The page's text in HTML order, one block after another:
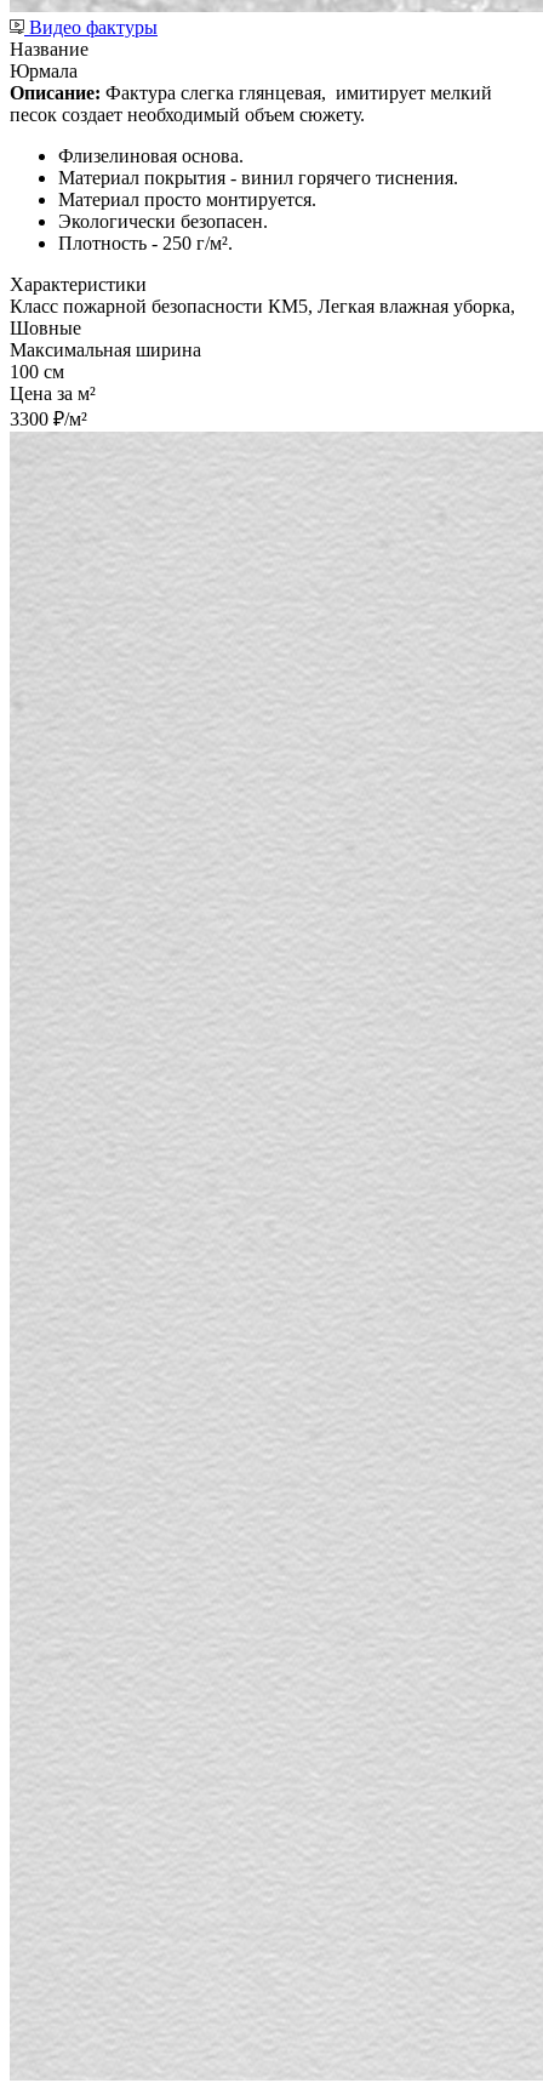
Видео фактуры
Название
Юрмала
Описание: Фактура слегка глянцевая, имитирует мелкий
песок создает необходимый объем сюжету.
Флизелиновая основа.
Материал покрытия - винил горячего тиснения.
Материал просто монтируется.
Экологически безопасен.
Плотность - 250 г/м².
Характеристики
Класс пожарной безопасности КМ5, Легкая влажная уборка,
Шовные
Максимальная ширина
100 см
Цена за м²
3300 ₽/м²